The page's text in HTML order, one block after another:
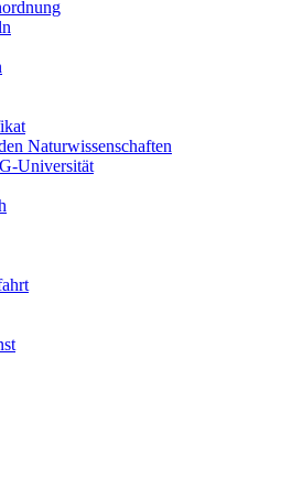
Naturwissenschaften
Universität